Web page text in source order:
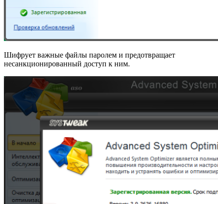
Шифрует важные файлы паролем и предотвращает
несанкционированный доступ к ним.